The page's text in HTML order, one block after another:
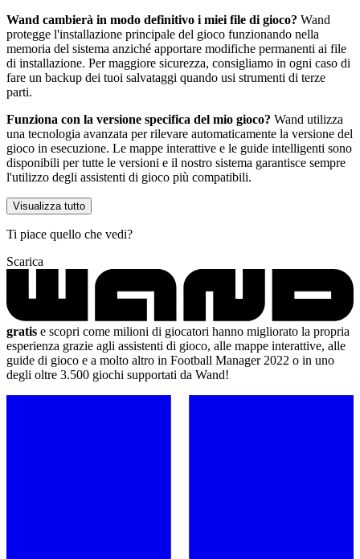
Wand cambierà in modo definitivo i miei file di gioco? Wand
protegge l'installazione principale del gioco funzionando nella
memoria del sistema anziché apportare modifiche permanenti ai file
di installazione. Per maggiore sicurezza, consigliamo in ogni caso di
fare un backup dei tuoi salvataggi quando usi strumenti di terze
parti.
Funziona con la versione specifica del mio gioco? Wand utilizza
una tecnologia avanzata per rilevare automaticamente la versione del
gioco in esecuzione. Le mappe interattive e le guide intelligenti sono
disponibili per tutte le versioni e il nostro sistema garantisce sempre
l'utilizzo degli assistenti di gioco più compatibili.
Visualizza tutto
Ti piace quello che vedi?
Scarica
gratis e scopri come milioni di giocatori hanno migliorato la propria
esperienza grazie agli assistenti di gioco, alle mappe interattive, alle
guide di gioco e a molto altro in Football Manager 2022 o in uno
degli oltre 3.500 giochi supportati da Wand!